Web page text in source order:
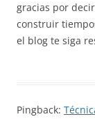
gracias por
construir
el blog te siga
Pingback: